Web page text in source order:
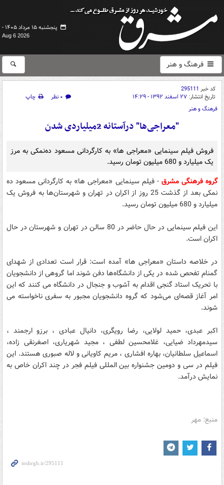
پنجشنبه ۱۵ مرداد ۱۴۰۵ -
Aug 6 2026
فرهنگ و هنر
کد خبر 295111
تاریخ انتشار: ۲۷ اسفند ۱۳۹۲ - ۱۴:۲۹ ۰ نظر
چاپ
فرهنگ و هنر
"معراجی‌ها" درآستانه 2میلیاردی شدن
فروش فیلم سینمایی «معراجی ها» به کارگردانی مسعود ده‌نمکی به مرز
یک میلیارد و 680 میلیون تومان رسید.
گروه فرهنگی مشرق - فیلم سینمایی «معراجی ها» به کارگردانی مسعود ده
نمکی بعد از گذشت 25 روز از اکران در تهران و شهرستان‌ها به فروش یک
میلیارد و 680 میلیون تومان رسید.
این فیلم سینمایی در حال حاضر در 80 سالن در تهران و شهرستان در حال
اکران است.
در خلاصه داستان «معراجی ها» آمده است: قرار است تعدادی از شهدای
گمنام تفحص شده در یکی از دانشگاه‌ها دفن شوند اما گروهی از دانشجویان
با تحریک استاد گنجی اقدام به آشوب و جنجال در دانشگاه می کنند که این
امر آغاز قصه‌ای می‌شود که گروه دانشجویان مجبور به سفری ناخواسته می
شوند.
اکبر عبدی، حمید لولایی، رضا رویگری، دانیال عبادی ، برزو ارجمند ،
سیدمهرداد ضیایی، غلامحسین لطفی ، مجید شهریاری، اصغرنقی زاده،
اسماعیل سلطانیان، بهاره افشاری ، مریم کاویانی و لاله صبوری هستند. این
فیلم در سی و دومین جشنواره بین المللی فیلم فجر در چند اکران خاص به
نمایش درآمد.
منبع: مهر